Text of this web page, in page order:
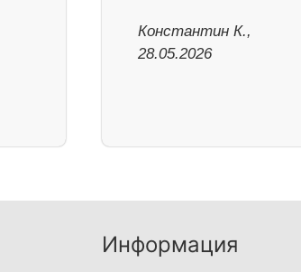
Константин К.,
28.05.2026
Информация